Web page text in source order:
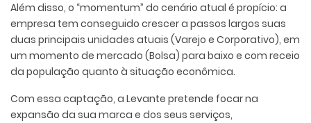
Além disso, o “momentum” do cenário atual é propício: a
empresa tem conseguido crescer a passos largos suas
duas principais unidades atuais (Varejo e Corporativo), em
um momento de mercado (Bolsa) para baixo e com receio
da população quanto à situação econômica.
Com essa captação, a Levante pretende focar na
expansão da sua marca e dos seus serviços,